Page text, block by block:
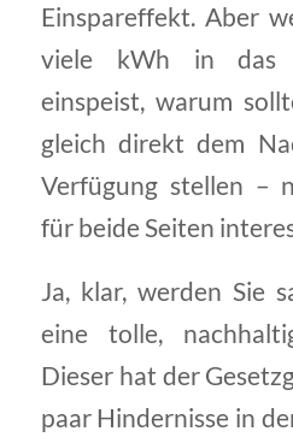
Einspareffekt. Aber
viele kWh in das
einspeist, warum
gleich direkt dem
Verfügung stellen –
für beide Seiten
Ja, klar, werden Sie
eine tolle,
Dieser hat der
paar Hindernisse in